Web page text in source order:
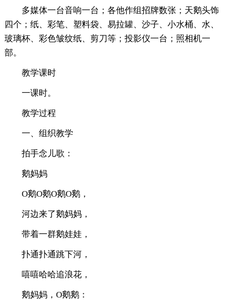
多媒体一台音响一台；各他作组招牌数张；天鹅头饰
四个；纸、彩笔、塑料袋、易拉罐、沙子、小水桶、水、
玻璃杯、彩色皱纹纸、剪刀等；投影仪一台；照相机一
部。
教学课时
一课时。
教学过程
一、组织教学
拍手念儿歌：
鹅妈妈
O鹅O鹅O鹅O鹅，
河边来了鹅妈妈，
带着一群鹅娃娃，
扑通扑通跳下河，
嘻嘻哈哈追浪花，
鹅妈妈，O鹅鹅：